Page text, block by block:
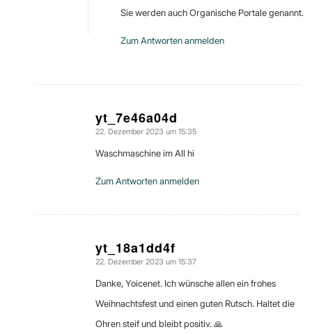
Sie werden auch Organische Portale genannt.
Zum Antworten anmelden
yt_7e46a04d
sagte:
22. Dezember 2023 um 15:35
Waschmaschine im All hi
Zum Antworten anmelden
yt_18a1dd4f
sagte:
22. Dezember 2023 um 15:37
Danke, Yoicenet. Ich wünsche allen ein frohes
Weihnachtsfest und einen guten Rutsch. Haltet die
Ohren steif und bleibt positiv. 🙏